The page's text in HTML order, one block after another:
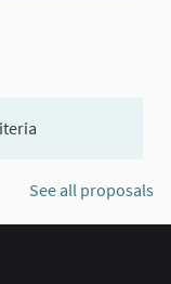
See all proposals